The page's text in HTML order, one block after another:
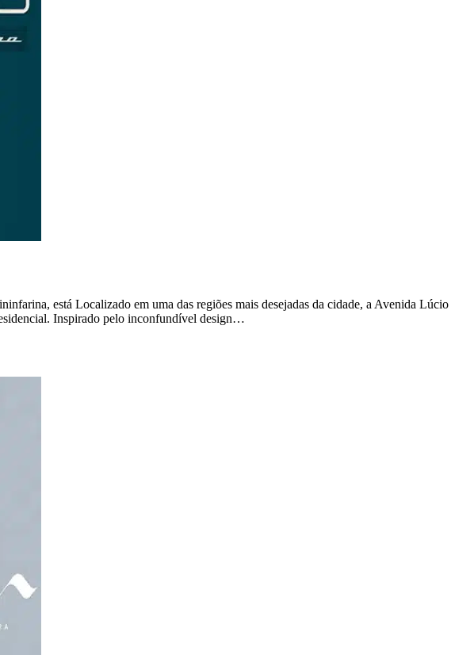
está Localizado em uma das regiões mais desejadas da cidade, a Avenida Lúcio
Inspirado pelo inconfundível design…